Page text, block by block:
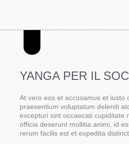
YANGA PER IL
At vero eos et accusamus et iusto
praesentium voluptatum deleniti
excepturi sint occaecati cupiditate
officia deserunt mollitia animi, id
rerum facilis est et expedita